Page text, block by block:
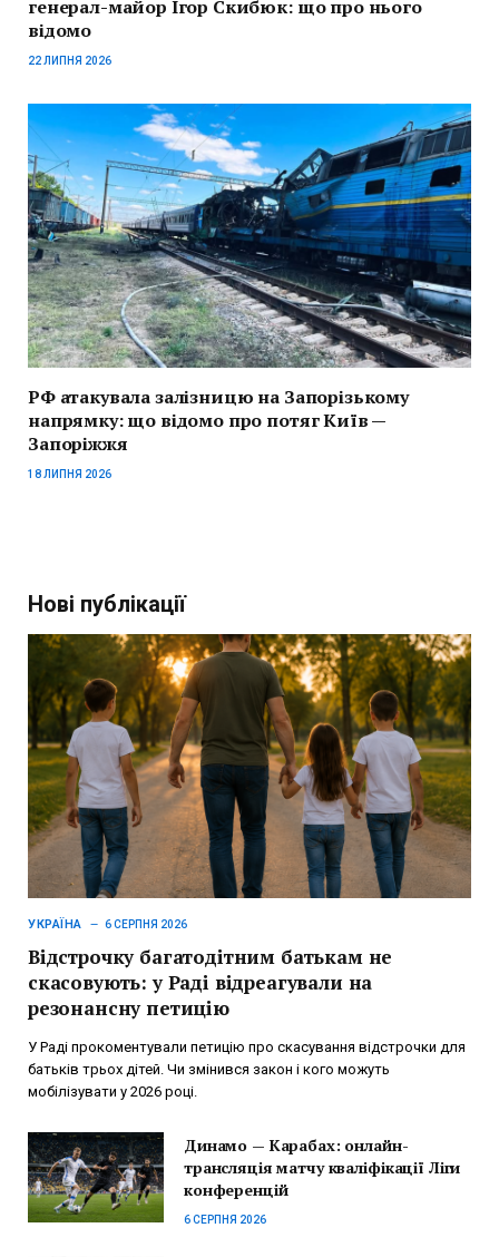
генерал-майор Ігор Скибюк: що про нього
відомо
22 ЛИПНЯ 2026
РФ атакувала залізницю на Запорізькому
напрямку: що відомо про потяг Київ —
Запоріжжя
18 ЛИПНЯ 2026
Нові публікації
УКРАЇНА 6 СЕРПНЯ 2026
Відстрочку багатодітним батькам не
скасовують: у Раді відреагували на
резонансну петицію
У Раді прокоментували петицію про скасування відстрочки для
батьків трьох дітей. Чи змінився закон і кого можуть
мобілізувати у 2026 році.
Динамо — Карабах: онлайн-
трансляція матчу кваліфікації Ліги
конференцій
6 СЕРПНЯ 2026